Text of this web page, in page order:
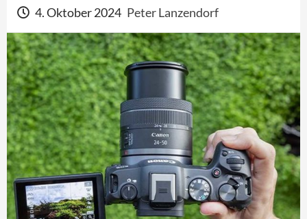
4. Oktober 2024 Peter Lanzendorf